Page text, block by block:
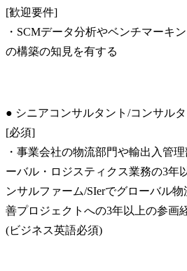
[歓迎要件]
・SCMデータ分析やベンチマーキ
の構築の知見を有する
● シニアコンサルタント/コンサルタ
[必須]
・事業会社の物流部門や輸出入管
ーバル・ロジスティクス業務の3年
ンサルファーム/SIerでグローバル
善プロジェクトへの3年以上の参画
(ビジネス英語必須)